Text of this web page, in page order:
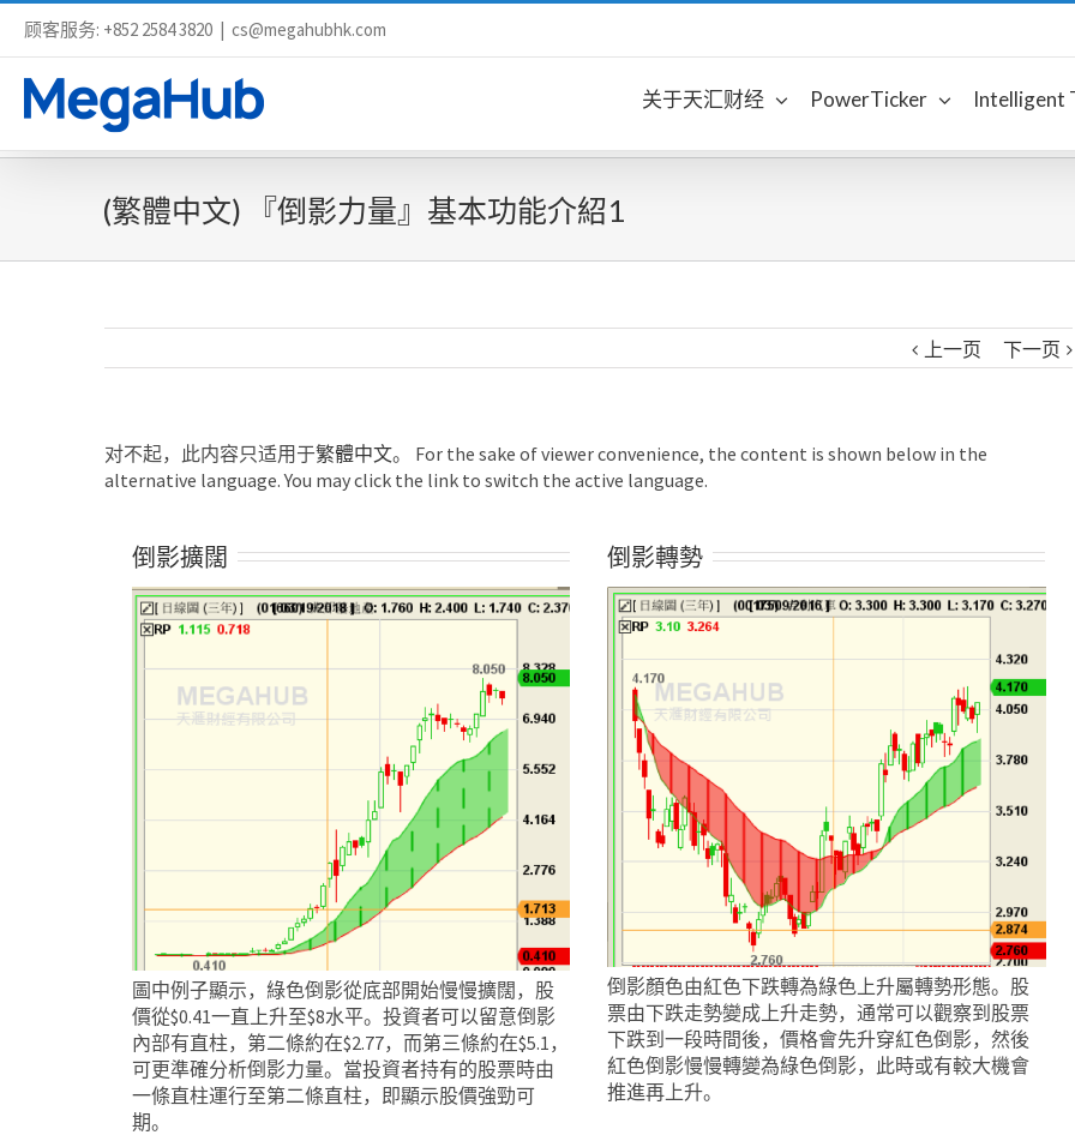
顾客服务: +852 2584 3820 | cs@megahubhk.com
关于天汇财经 PowerTicker Intelligent
(繁體中文) 『倒影力量』基本功能介紹1
上一页 下一页
对不起，此内容只适用于繁體中文。 For the sake of viewer convenience, the content is shown below in the
alternative language. You may click the link to switch the active language.
倒影擴闊
圖中例子顯示，綠色倒影從底部開始慢慢擴闊，股
價從$0.41一直上升至$8水平。投資者可以留意倒影
內部有直柱，第二條約在$2.77，而第三條約在$5.1，
可更準確分析倒影力量。當投資者持有的股票時由
一條直柱運行至第二條直柱，即顯示股價強勁可
期。
倒影轉勢
倒影顏色由紅色下跌轉為綠色上升屬轉勢形態。股
票由下跌走勢變成上升走勢，通常可以觀察到股票
下跌到一段時間後，價格會先升穿紅色倒影，然後
紅色倒影慢慢轉變為綠色倒影，此時或有較大機會
推進再上升。